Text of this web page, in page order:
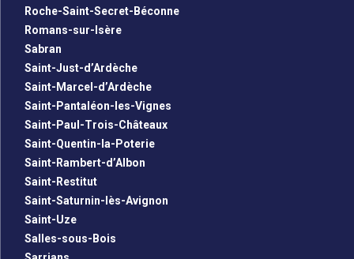
Roche-Saint-Secret-Béconne
Romans-sur-Isère
Sabran
Saint-Just-d’Ardèche
Saint-Marcel-d’Ardèche
Saint-Pantaléon-les-Vignes
Saint-Paul-Trois-Châteaux
Saint-Quentin-la-Poterie
Saint-Rambert-d’Albon
Saint-Restitut
Saint-Saturnin-lès-Avignon
Saint-Uze
Salles-sous-Bois